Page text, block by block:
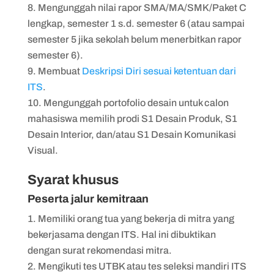
Mengunggah nilai rapor SMA/MA/SMK/Paket C
lengkap, semester 1 s.d. semester 6 (atau sampai
semester 5 jika sekolah belum menerbitkan rapor
semester 6).
Membuat Deskripsi Diri sesuai ketentuan dari
ITS.
Mengunggah portofolio desain untuk calon
mahasiswa memilih prodi S1 Desain Produk, S1
Desain Interior, dan/atau S1 Desain Komunikasi
Visual.
Syarat khusus
Peserta jalur kemitraan
Memiliki orang tua yang bekerja di mitra yang
bekerjasama dengan ITS. Hal ini dibuktikan
dengan surat rekomendasi mitra.
Mengikuti tes UTBK atau tes seleksi mandiri ITS